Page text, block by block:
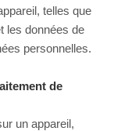
telles que
les données de
personnelles.
de
un appareil,